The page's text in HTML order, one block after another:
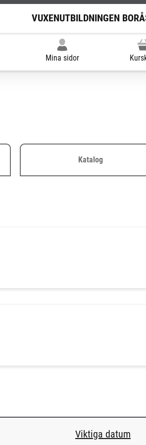
VUXENUTBILDNINGEN
Mina sidor
Katalog
Viktiga datum